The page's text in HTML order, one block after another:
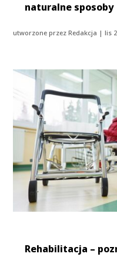
naturalne sposoby
utworzone przezRedakcja |lis
Rehabilitacja –